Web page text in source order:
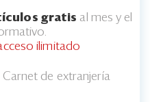
gratis al mes y el
ilimitado
Carnet de extranjería